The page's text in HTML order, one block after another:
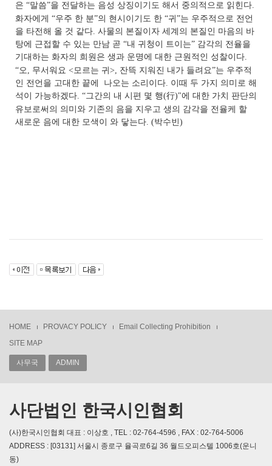
은 “말씀”을 전달하는 음성 상징이기도 해서 중의적으로 읽힌다.
화자에게 “우주 한 분”의 현시이기도 한 “귀 ”는 우주적으로 전언
을 타전해 올 것 같다. 사물의 본질이자 세계의 본질인 마음의 바
탕에 근접할 수 있는 만남 곧 “내 귀청이 트이는” 감각의 전율을
기대하는 화자의 희원은 생과 운명에 대한 근원적인 성찰이다.
“오, 무서워요 <모르는 귀 >, 잔뜩 지워진 내가 들려요”는 우주적
인 전언을 고대한 끝에 나오는 소리이다. 이때 두 가지 의미로 해
석이 가능하겠다. “그간의 내 시편 몇 행(行)"에 대한 가치 판단의
유보로써의 의미와 기존의 음을 지우고 생의 감각을 전율케 할
새로운 음에 대한 모색이 와 닿는다. (박수빈)
HOME PROVACY POLICY
Email Collecting Prohibition
SITE MAP
사무국 ADMIN
사단법인 한국시인협회
(사)한국시인협회 대표 : 이상호 , TEL : 02-764-4596 , FAX : 02-764-5006
ADDRESS : [03131] 서울시 종로구 율곡로6길 36 월드오피스텔 1006호(운니
동)